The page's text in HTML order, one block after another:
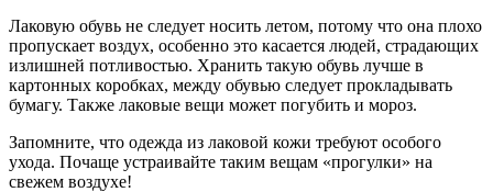
Лаковую обувь не следует носить летом, потому что она плохо
пропускает воздух, особенно это касается людей, страдающих
излишней потливостью. Хранить такую обувь лучше в
картонных коробках, между обувью следует прокладывать
бумагу. Также лаковые вещи может погубить и мороз.
Запомните, что одежда из лаковой кожи требуют особого
ухода. Почаще устраивайте таким вещам «прогулки» на
свежем воздухе!